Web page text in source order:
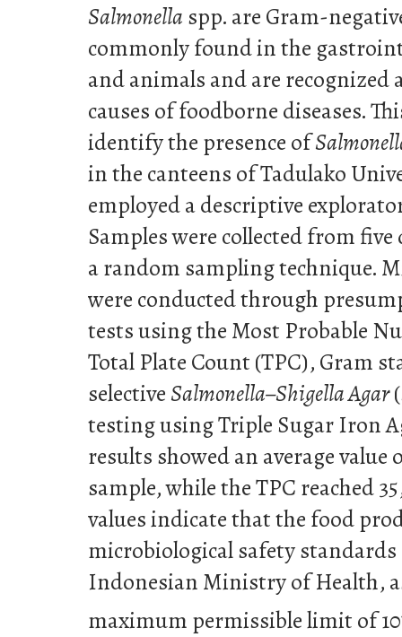
Salmonella spp. are Gram-
commonly found in the
and animals and are recognized
causes of foodborne diseases.
identify the presence of
in the canteens of Tadulako
employed a descriptive
Samples were collected from
a random sampling technique.
were conducted through
tests using the Most Probable
Total Plate Count (TPC), Gram
selective Salmonella–Shigella Agar
testing using Triple Sugar Iron
results showed an average
sample, while the TPC reached
values indicate that the food
microbiological safety standards
Indonesian Ministry of Health,
maximum permissible limit of 10